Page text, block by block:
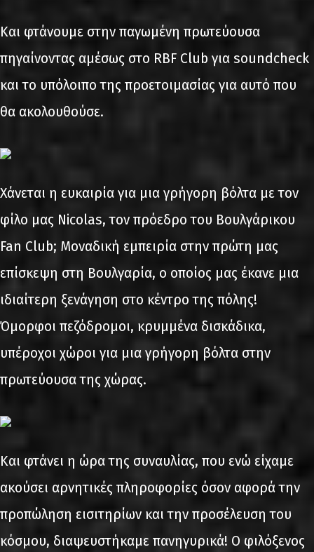
Και φτάνουμε στην παγωμένη πρωτεύουσα
πηγαίνοντας αμέσως στο RBF Club για soundcheck
και το υπόλοιπο της προετοιμασίας για αυτό που
θα ακολουθούσε.
Χάνεται η ευκαιρία για μια γρήγορη βόλτα με τον
φίλο μας Nicolas, τον πρόεδρο του Βουλγάρικου
Fan Club; Μοναδική εμπειρία στην πρώτη μας
επίσκεψη στη Βουλγαρία, ο οποίος μας έκανε μια
ιδιαίτερη ξενάγηση στο κέντρο της πόλης!
Όμορφοι πεζόδρομοι, κρυμμένα δισκάδικα,
υπέροχοι χώροι για μια γρήγορη βόλτα στην
πρωτεύουσα της χώρας.
Και φτάνει η ώρα της συναυλίας, που ενώ είχαμε
ακούσει αρνητικές πληροφορίες όσον αφορά την
προπώληση εισιτηρίων και την προσέλευση του
κόσμου, διαψευστήκαμε πανηγυρικά! Ο φιλόξενος